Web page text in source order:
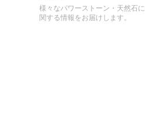
様々なパワーストーン・天然石に
関する情報をお届けします。